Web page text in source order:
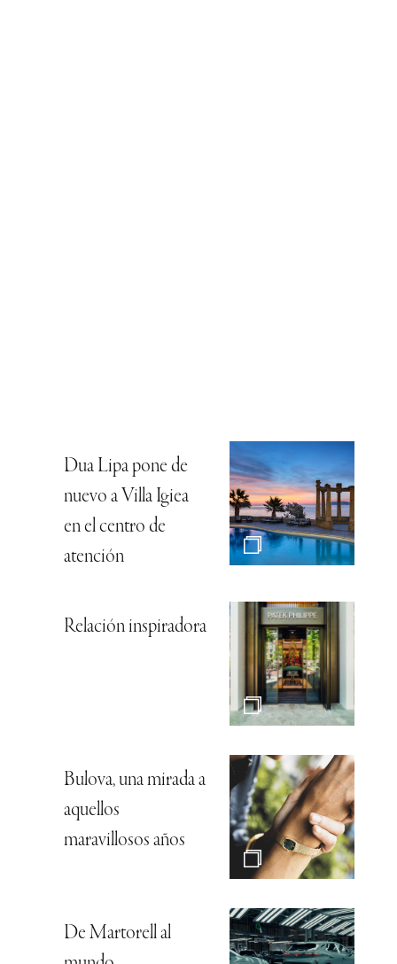
Dua Lipa pone de
nuevo a Villa Igiea
en el centro de
atención
Relación inspiradora
Bulova, una mirada a
aquellos
maravillosos años
De Martorell al